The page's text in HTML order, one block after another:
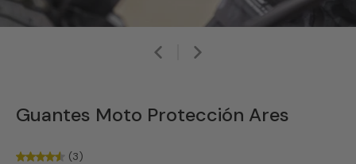
Guantes Moto Protección Ares
(3)